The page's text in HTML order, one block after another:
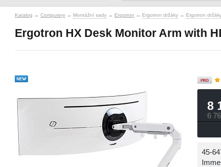
Katalog → Computery → Montážní sady → Ergotron → Ergotron držáky → Ergotron
Ergotron HX Desk Monitor Arm with
8
6
45-